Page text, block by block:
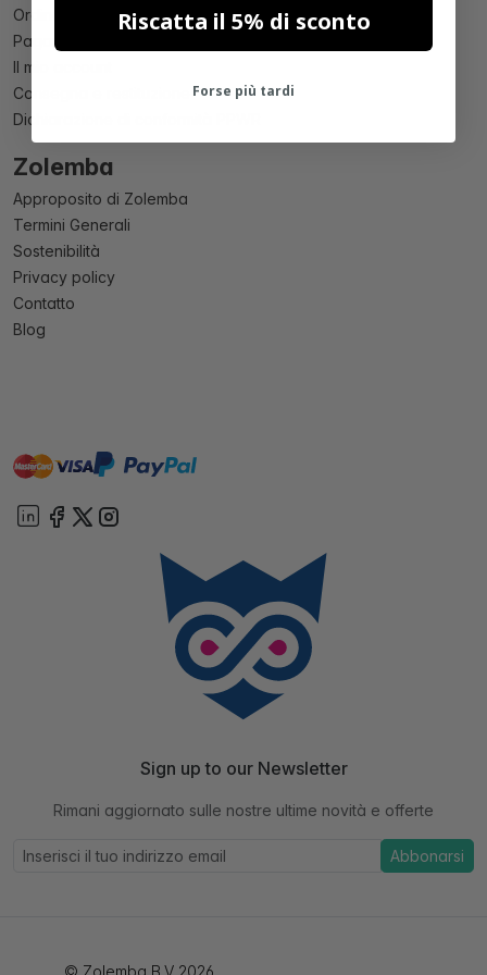
Ordinare
Pagamento
Il mio account
Consegna e restituzione
Dichiarazione di conformità PPWR
Zolemba
Approposito di Zolemba
Termini Generali
Sostenibilità
Privacy policy
Contatto
Blog
mastervisa paypal
Sign up to our Newsletter
Rimani aggiornato sulle nostre ultime novità e offerte
Abbonarsi
© Zolemba B.V 2026
Riscatta il 5% di sconto
Forse più tardi